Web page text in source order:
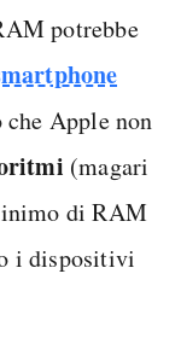
potrebbe
Apple non
(magari
di RAM
i dispositivi